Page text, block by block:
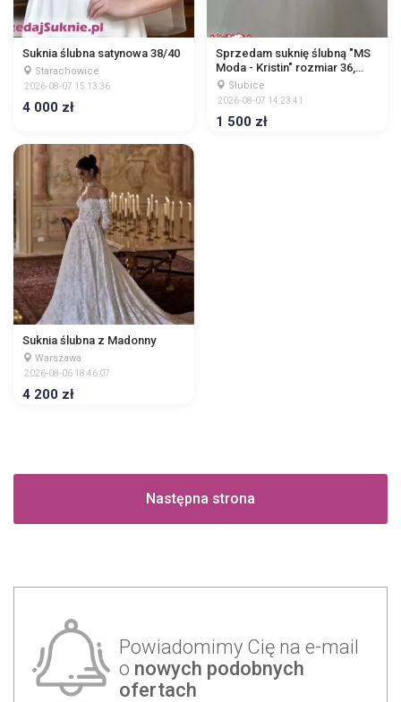
Suknia ślubna satynowa 38/40
Starachowice
2026-08-07 15:13:36
4 000 zł
Sprzedam suknię ślubną "MS
Moda - Kristin" rozmiar 36,
nieuszkodzona, była
czyszczona chemicznie
Słubice
2026-08-07 14:23:41
1 500 zł
Suknia ślubna z Madonny
Warszawa
2026-08-06 18:46:07
4 200 zł
Następna strona
Powiadomimy Cię na e-mail
o nowych podobnych
ofertach